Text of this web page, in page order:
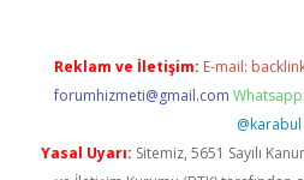
Reklam ve İletişim: E-mail:
forumhizmeti@gmail.com
@karabul
Yasal Uyarı: Sitemiz, 5651 Sayılı